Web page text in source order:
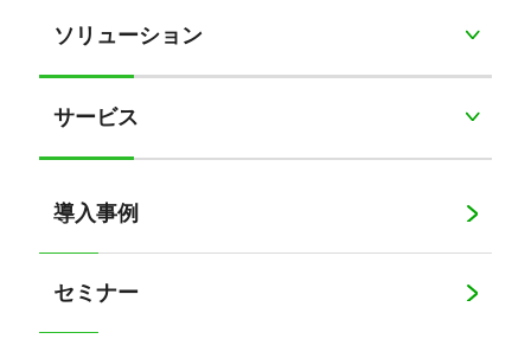
ソリューション
サービス
導入事例
セミナー